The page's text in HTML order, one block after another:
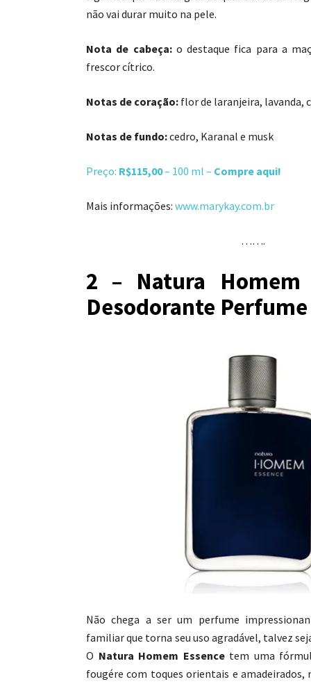
não vai durar muito na pele.
Nota de cabeça:o destaque fica para a
frescor cítrico.
Notas de coração: flor de laranjeira, lavanda,
Notas de fundo:cedro, Karanal e musk
Preço: R$115,00– 100 ml – Compre aqui!
Mais informações: www.marykay.com.br
…….
2 – Natura Homem
Desodorante Perfume
Não chega a ser um perfume
familiar que torna seu uso agradável, talvez
O Natura Homem Essencetem uma
fougére com toques orientais e amadeirados,